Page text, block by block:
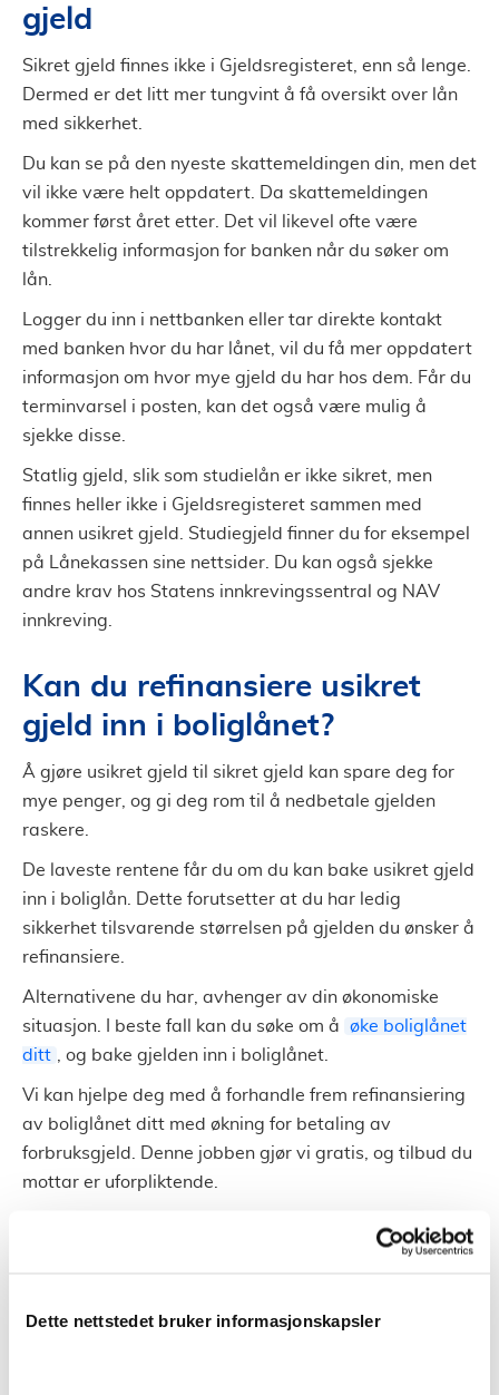
Dette nettstedet bruker informasjonskapsler
gjeld
Sikret gjeld finnes ikke i Gjeldsregisteret, enn så lenge.
Dermed er det litt mer tungvint å få oversikt over lån
med sikkerhet.
Du kan se på den nyeste skattemeldingen din, men det
vil ikke være helt oppdatert. Da skattemeldingen
kommer først året etter. Det vil likevel ofte være
tilstrekkelig informasjon for banken når du søker om
lån.
Logger du inn i nettbanken eller tar direkte kontakt
med banken hvor du har lånet, vil du få mer oppdatert
informasjon om hvor mye gjeld du har hos dem. Får du
terminvarsel i posten, kan det også være mulig å
sjekke disse.
Statlig gjeld, slik som studielån er ikke sikret, men
finnes heller ikke i Gjeldsregisteret sammen med
annen usikret gjeld. Studiegjeld finner du for eksempel
på Lånekassen sine nettsider. Du kan også sjekke
andre krav hos Statens innkrevingssentral og NAV
innkreving.
Kan du refinansiere usikret
gjeld inn i boliglånet?
Å gjøre usikret gjeld til sikret gjeld kan spare deg for
mye penger, og gi deg rom til å nedbetale gjelden
raskere.
De laveste rentene får du om du kan bake usikret gjeld
inn i boliglån. Dette forutsetter at du har ledig
sikkerhet tilsvarende størrelsen på gjelden du ønsker å
refinansiere.
Alternativene du har, avhenger av din økonomiske
situasjon. I beste fall kan du søke om å
øke boliglånet
ditt
, og bake gjelden inn i boliglånet.
Vi kan hjelpe deg med å forhandle frem refinansiering
av boliglånet ditt med økning for betaling av
forbruksgjeld. Denne jobben gjør vi gratis, og tilbud du
mottar er uforpliktende.
å få refinansiering med